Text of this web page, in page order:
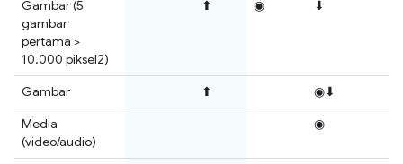
Gambar (5
gambar
pertama >
10.000 piksel2)
⬆ ◉ ⬇
Gambar ⬆
◉⬇
Media
(video/audio)
◉